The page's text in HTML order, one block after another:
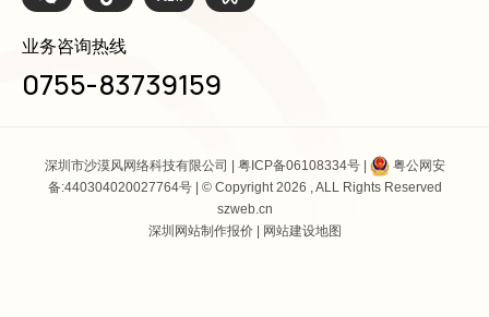
业务咨询热线
0755-83739159
深圳市沙漠风网络科技有限公司 | 粤ICP备06108334号|
粤公网安
备:440304020027764号| © Copyright 2026 , ALL Rights Reserved
szweb.cn
深圳网站制作报价| 网站建设地图